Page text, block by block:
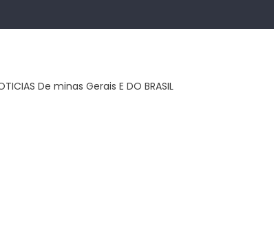
De minas Gerais E DO BRASIL